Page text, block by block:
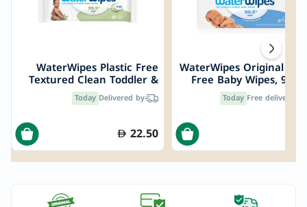
WaterWipes Plastic Free
Textured Clean Toddler &
Baby Wipes, Pack of 60
Unscented Wet Wipes
Delivered by
Today
22.50
WaterWipes Original
Free Baby Wipes, 9
Each of 60 Unscented
Free delivery by
Today